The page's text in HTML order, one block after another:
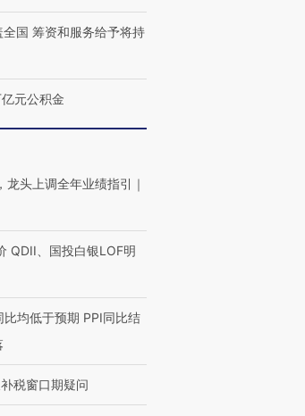
国 筹资和服务给予将持
元公积金
龙头上调全年业绩指引｜
QDII、国投白银LOF明
比均低于预期 PPI同比结
税窗口期疑问